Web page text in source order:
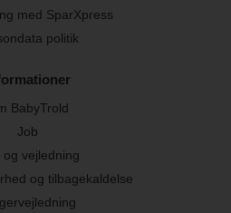
med SparXpress
politik
BabyTrold
Job
og vejledning
og tilbagekaldelse